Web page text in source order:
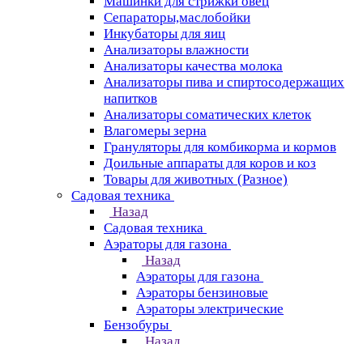
Сепараторы,маслобойки
Инкубаторы для яиц
Анализаторы влажности
Анализаторы качества молока
Анализаторы пива и спиртосодержащих
напитков
Анализаторы соматических клеток
Влагомеры зерна
Грануляторы для комбикорма и кормов
Доильные аппараты для коров и коз
Товары для животных (Разное)
Садовая техника
Назад
Садовая техника
Аэраторы для газона
Назад
Аэраторы для газона
Аэраторы бензиновые
Аэраторы электрические
Бензобуры